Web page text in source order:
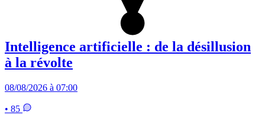
Intelligence artificielle : de la désillusion
à la révolte
08/08/2026 à 07:00
• 85